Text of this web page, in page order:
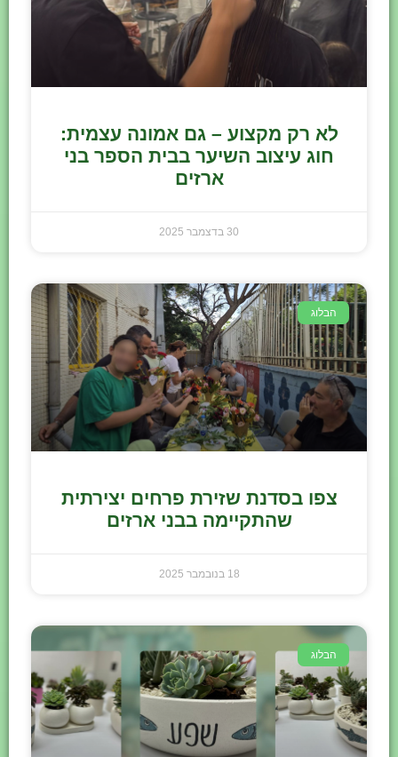
לא רק מקצוע – גם אמונה עצמית:
חוג עיצוב השיער בבית הספר בני
ארזים
30 בדצמבר 2025
הבלוג
צפו בסדנת שזירת פרחים יצירתית
שהתקיימה בבני ארזים
18 בנובמבר 2025
הבלוג